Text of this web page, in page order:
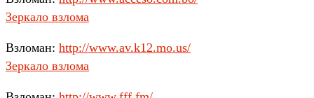
Зеркало взлома
Взломан: http://www.av.k12.mo.us/
Зеркало взлома